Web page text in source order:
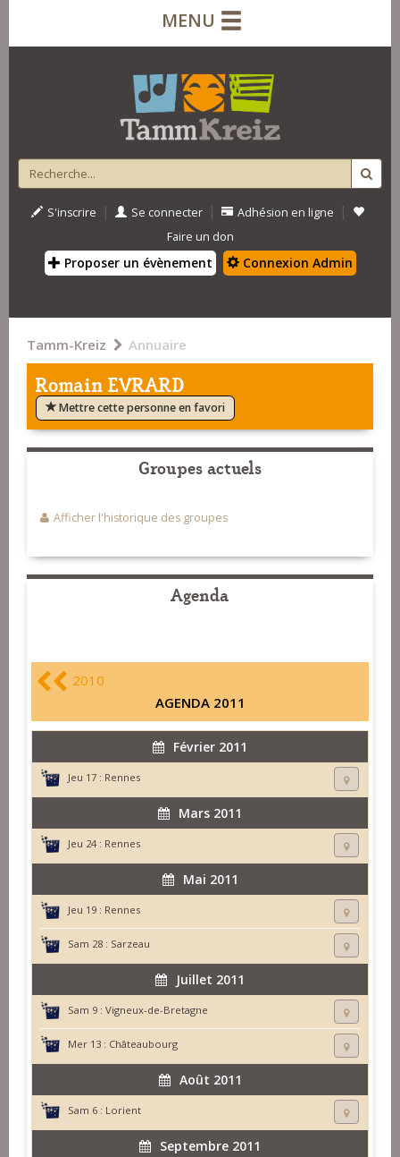
MENU
S'inscrire | Se connecter | Adhésion en ligne |
Faire un don
Proposer un évènement Connexion Admin
Tamm-Kreiz Annuaire
Romain EVRARD
Mettre cette personne en favori
Groupes actuels
Afficher l'historique des groupes
Agenda
2010
AGENDA 2011
Février 2011
Jeu 17 : Rennes
Mars 2011
Jeu 24 : Rennes
Mai 2011
Jeu 19 : Rennes
Sam 28 : Sarzeau
Juillet 2011
Sam 9 : Vigneux-de-Bretagne
Mer 13 : Châteaubourg
Août 2011
Sam 6 : Lorient
Septembre 2011